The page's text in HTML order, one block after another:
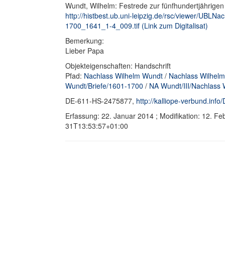
Wundt, Wilhelm: Festrede zur
http://histbest.ub.uni-leipzig.de/rsc/viewer/
1700_1641_1-4_009.tif (Link zum Digitalisat)
Bemerkung:
Lieber Papa
Objekteigenschaften: Handschrift
Pfad: Nachlass Wilhelm Wundt / Nachlass
Wundt/Briefe/1601-1700 / NA Wundt/III/Nachlass
DE-611-HS-2475877, http://kalliope-
Erfassung: 22. Januar 2014 ; Modifikation: 12.
31T13:53:57+01:00